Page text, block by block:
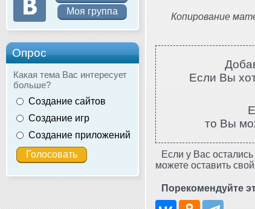
Моя группа
Опрос
Какая тема Вас интересует
больше?
Создание сайтов
Создание игр
Создание приложений
Копирование
Если Вы
то Вы
Если у Вас
можете оставить
Порекомендуйте